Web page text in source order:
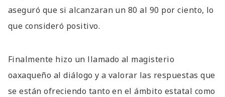
aseguró que si alcanzaran un 80 al 90 por ciento, lo
que consideró positivo.
Finalmente hizo un llamado al magisterio
oaxaqueño al diálogo y a valorar las respuestas que
se están ofreciendo tanto en el ámbito estatal como